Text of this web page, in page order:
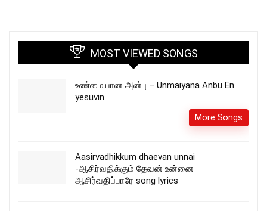
MOST VIEWED SONGS
உண்மையான அன்பு – Unmaiyana Anbu En
yesuvin
More Songs
Aasirvadhikkum dhaevan unnai
-ஆசிர்வதிக்கும் தேவன் உன்னை
ஆசிர்வதிப்பாரே song lyrics